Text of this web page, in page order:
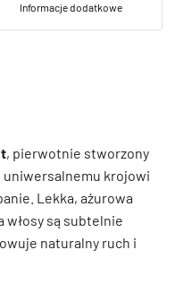
Informacje dodatkowe
, pierwotnie stworzony
uniwersalnemu krojowi
Lekka, ażurowa
włosy są subtelnie
naturalny ruch i